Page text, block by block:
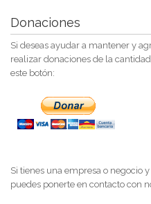
Donaciones
Si deseas ayudar a mantener y
realizar donaciones de la
este botón:
Si tienes una empresa o negocio
puedes ponerte en contacto con